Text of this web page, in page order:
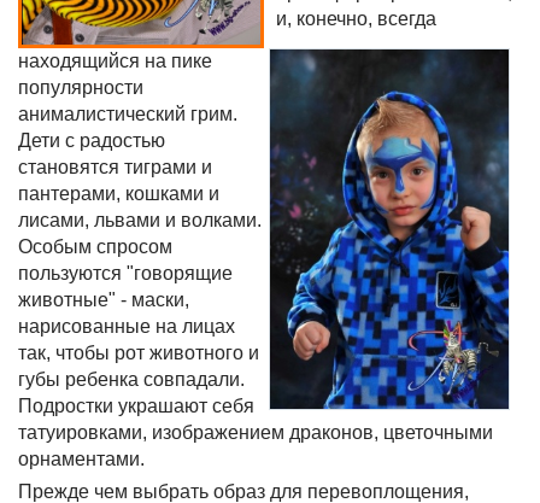
и, конечно, всегда
находящийся на пике
популярности
анималистический грим.
Дети с радостью
становятся тиграми и
пантерами, кошками и
лисами, львами и волками.
Особым спросом
пользуются "говорящие
животные" - маски,
нарисованные на лицах
так, чтобы рот животного и
губы ребенка совпадали.
Подростки украшают себя
татуировками, изображением драконов, цветочными
орнаментами.
Прежде чем выбрать образ для перевоплощения,